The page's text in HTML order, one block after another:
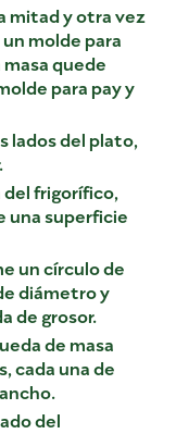
mitad y otra vez
molde para
quede
para pay y
lados del plato,
del frigorífico,
una superficie
un círculo de
diámetro y
de grosor.
de masa
cada una de
del